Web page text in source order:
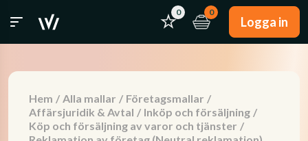
0 0
Logga in
Hem / Alla mallar / Företagsmallar /
Affärsjuridik & Avtal / Inköp och försäljning /
Köp och försäljning av varor och tjänster /